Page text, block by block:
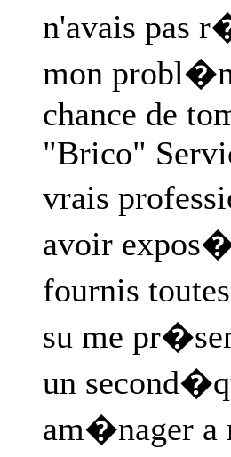
n'avais pas
mon
chance de
"Brico"
vrais
avoir
fournis
su me
un
am�nager a